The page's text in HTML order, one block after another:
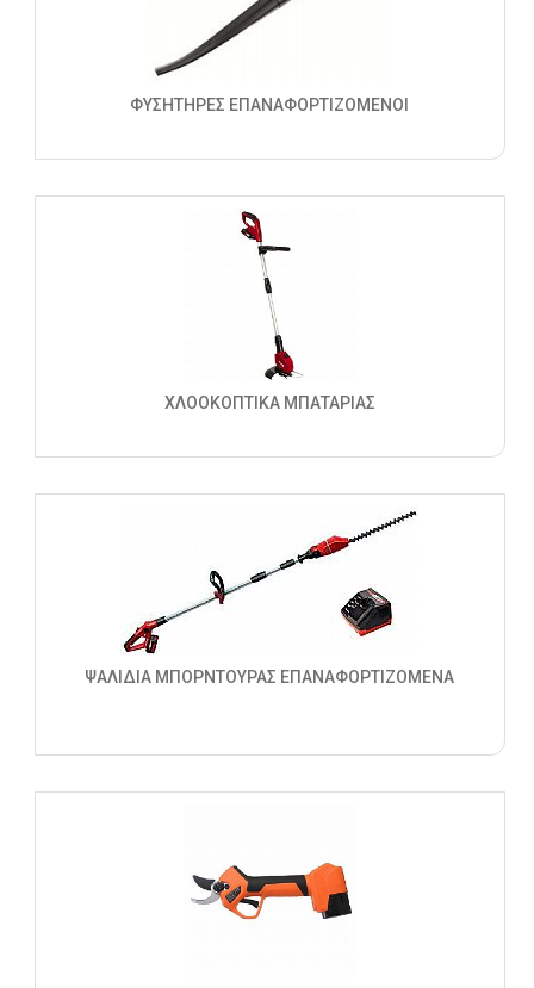
ΦΥΣΗΤΗΡΕΣ ΕΠΑΝΑΦΟΡΤΙΖΟΜΕΝΟΙ
ΧΛΟΟΚΟΠΤΙΚΑ ΜΠΑΤΑΡΙΑΣ
ΨΑΛΙΔΙΑ ΜΠΟΡΝΤΟΥΡΑΣ ΕΠΑΝΑΦΟΡΤΙΖΟΜΕΝΑ